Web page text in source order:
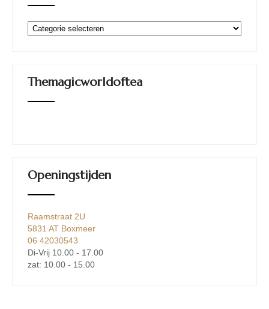
Categorieën
Themagicworldoftea
Openingstijden
Raamstraat 2U
5831 AT Boxmeer
06 42030543
Di-Vrij 10.00 - 17.00
zat: 10.00 - 15.00